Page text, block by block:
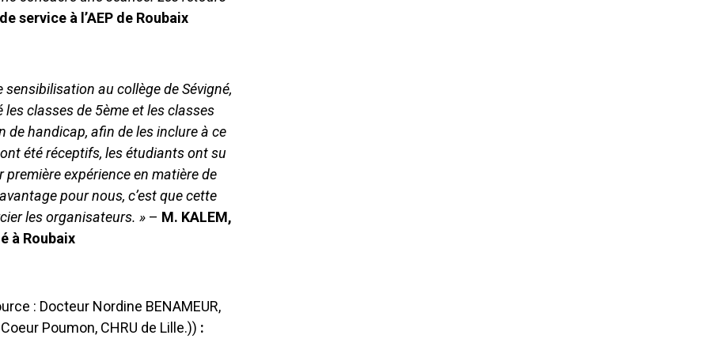
service à l’AEP de Roubaix
sensibilisation au collège de Sévigné,
classes de 5ème et les classes
de handicap, afin de les inclure à ce
été réceptifs, les étudiants ont su
première expérience en matière de
pour nous, c’est que cette
les organisateurs. » – M. KALEM,
à Roubaix
: Docteur Nordine BENAMEUR,
Poumon, CHRU de Lille.)) :